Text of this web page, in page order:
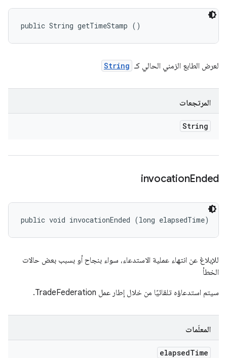
public String getTimeStamp ()
لعرض الطابع الزمني الحالي كـ String
المرتجعات
String
invocationEnded
public void invocationEnded (long elapsedTime)
للإبلاغ عن انتهاء عملية الاستدعاء، سواء بنجاح أو بسبب بعض حالات
الخطأ
سيتم استدعاؤه تلقائيًا من خلال إطار عمل TradeFederation.
المعلَمات
elapsedTime